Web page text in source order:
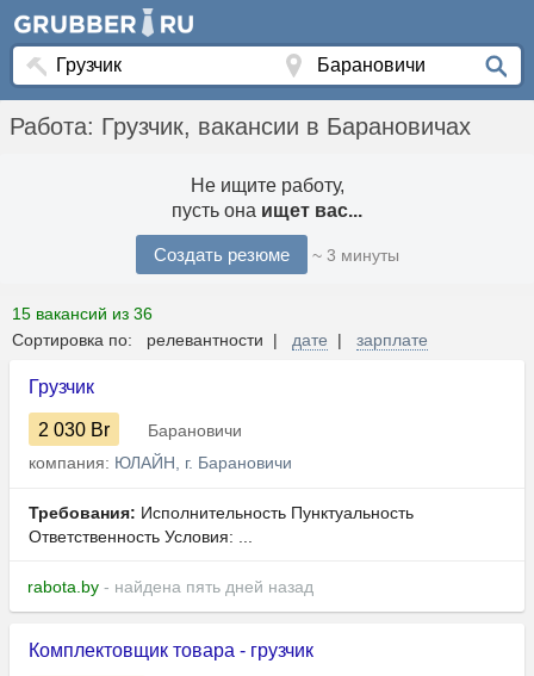
Работа: Грузчик, вакансии в Барановичах
Не ищите работу,
пусть она ищет вас...
Создать резюме ~ 3 минуты
15 вакансий из 36
Сортировка по: релевантности | дате | зарплате
Грузчик
2 030 Br
Барановичи
компания: ЮЛАЙН, г. Барановичи
Требования: Исполнительность Пунктуальность
Ответственность Условия: ...
rabota.by - найдена пять дней назад
Комплектовщик товара - грузчик